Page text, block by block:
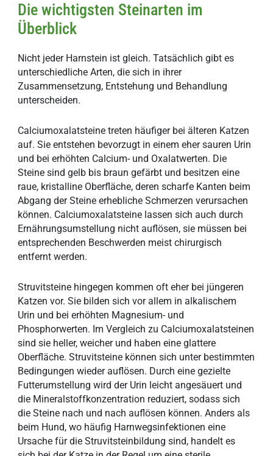
Die wichtigsten Steinarten im
Überblick
Nicht jeder Harnstein ist gleich. Tatsächlich gibt es
unterschiedliche Arten, die sich in ihrer
Zusammensetzung, Entstehung und Behandlung
unterscheiden.
Calciumoxalatsteine treten häufiger bei älteren Katzen
auf. Sie entstehen bevorzugt in einem eher sauren Urin
und bei erhöhten Calcium- und Oxalatwerten. Die
Steine sind gelb bis braun gefärbt und besitzen eine
raue, kristalline Oberfläche, deren scharfe Kanten beim
Abgang der Steine erhebliche Schmerzen verursachen
können. Calciumoxalatsteine lassen sich auch durch
Ernährungsumstellung nicht auflösen, sie müssen bei
entsprechenden Beschwerden meist chirurgisch
entfernt werden.
Struvitsteine hingegen kommen oft eher bei jüngeren
Katzen vor. Sie bilden sich vor allem in alkalischem
Urin und bei erhöhten Magnesium- und
Phosphorwerten. Im Vergleich zu Calciumoxalatsteinen
sind sie heller, weicher und haben eine glattere
Oberfläche. Struvitsteine können sich unter bestimmten
Bedingungen wieder auflösen. Durch eine gezielte
Futterumstellung wird der Urin leicht angesäuert und
die Mineralstoffkonzentration reduziert, sodass sich
die Steine nach und nach auflösen können. Anders als
beim Hund, wo häufig Harnwegsinfektionen eine
Ursache für die Struvitsteinbildung sind, handelt es